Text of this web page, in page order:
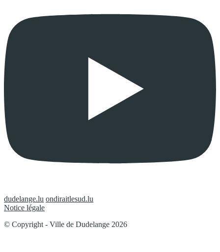
dudelange.lu ondiraitlesud.lu
Notice légale
© Copyright - Ville de Dudelange 2026